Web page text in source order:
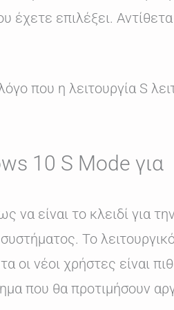
έχετε επιλέξει.
που η λειτουργία S
10 S Mode για
να είναι το κλειδί για την
Το
οι νέοι χρήστες είναι
που θα προτιμήσουν